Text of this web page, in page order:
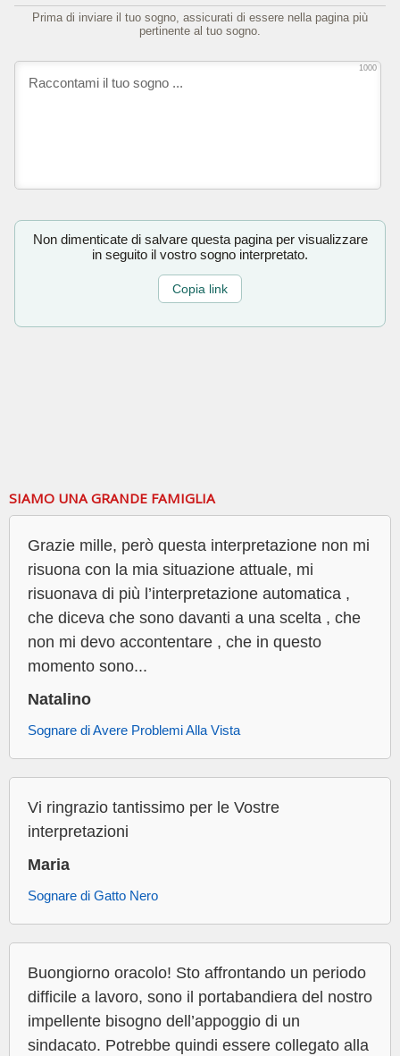
Prima di inviare il tuo sogno, assicurati di essere nella pagina più
pertinente al tuo sogno.
1000
Non dimenticate di salvare questa pagina per visualizzare
in seguito il vostro sogno interpretato.
Copia link
SIAMO UNA GRANDE FAMIGLIA
Grazie mille, però questa interpretazione non mi
risuona con la mia situazione attuale, mi
risuonava di più l’interpretazione automatica ,
che diceva che sono davanti a una scelta , che
non mi devo accontentare , che in questo
momento sono...
Natalino
Sognare di Avere Problemi Alla Vista
Vi ringrazio tantissimo per le Vostre
interpretazioni
Maria
Sognare di Gatto Nero
Buongiorno oracolo! Sto affrontando un periodo
difficile a lavoro, sono il portabandiera del nostro
impellente bisogno dell’appoggio di un
sindacato. Potrebbe quindi essere collegato alla